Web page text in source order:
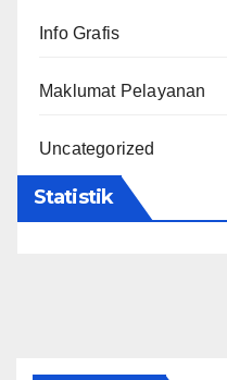
Info Grafis
Maklumat Pelayanan
Uncategorized
Statistik